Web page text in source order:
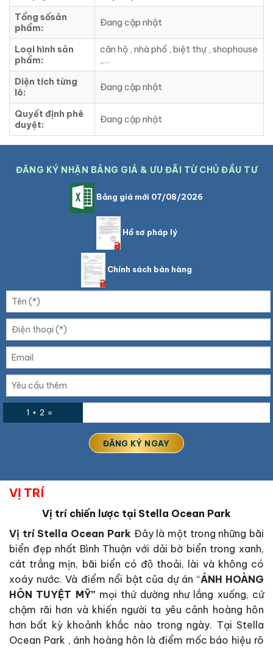
Tổng sốsản
phẩm:
Đang cập nhật
Loại hình sản
phẩm:
căn hộ , nhà phố , biệt thự , shophouse
,…
Diện tích từng
lô:
Đang cập nhật
Quyết định phê
duyệt:
Đang cập nhật
ĐĂNG KÝ NHẬN BẢNG GIÁ & ƯU ĐÃI TỪ CHỦ ĐẦU TƯ
Bảng giá mới 07/08/2026
Hồ sơ pháp lý
Chính sách bán hàng
1 + 2 =
VỊ TRÍ
Vị trí chiến lược tại Stella Ocean Park
Vị trí Stella Ocean Park Đây là một trong những bãi
biển đẹp nhất Bình Thuận với dải bờ biển trong xanh,
cát trắng mịn, bãi biển có độ thoải, lài và không có
xoáy nước. Và điểm nổi bật của dự án “ÁNH HOÀNG
HÔN TUYỆT MỸ” mọi thứ dường như lắng xuống, cứ
chậm rãi hơn và khiến người ta yêu cảnh hoàng hôn
hơn bất kỳ khoảnh khắc nào trong ngày. Tại Stella
Ocean Park , ánh hoàng hôn là điểm mốc báo hiệu rõ